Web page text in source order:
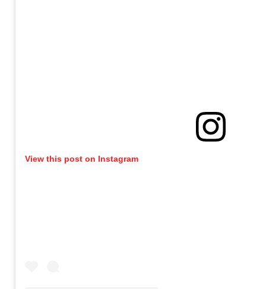
View this post on Instagram